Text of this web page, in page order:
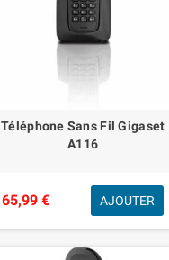
Téléphone Sans Fil Gigaset
A116
65,99 € AJOUTER